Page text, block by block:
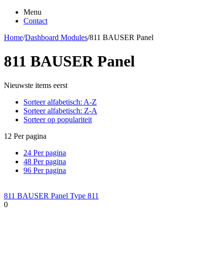
Menu
Contact
Home/Dashboard Modules/811 BAUSER Panel
811 BAUSER Panel
Nieuwste items eerst
Sorteer alfabetisch: A-Z
Sorteer alfabetisch: Z-A
Sorteer op populariteit
12 Per pagina
24 Per pagina
48 Per pagina
96 Per pagina
811 BAUSER Panel Type 811
0